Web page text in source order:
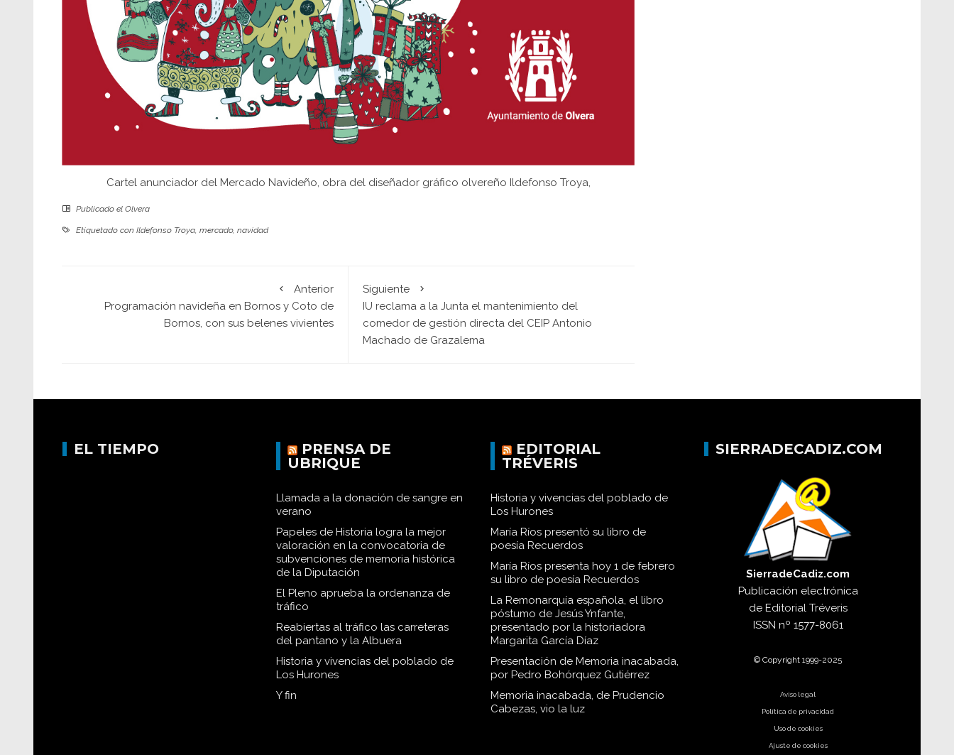
Cartel anunciador del Mercado Navideño, obra del diseñador gráfico olvereño Ildefonso Troya,
Publicado el Olvera
Etiquetado con Ildefonso Troya, mercado, navidad
Anterior
Programación navideña en Bornos y Coto de
Bornos, con sus belenes vivientes
Siguiente
IU reclama a la Junta el mantenimiento del
comedor de gestión directa del CEIP Antonio
Machado de Grazalema
EL TIEMPO
PRENSA DE
UBRIQUE
Llamada a la donación de sangre en
verano
Papeles de Historia logra la mejor
valoración en la convocatoria de
subvenciones de memoria histórica
de la Diputación
El Pleno aprueba la ordenanza de
tráfico
Reabiertas al tráfico las carreteras
del pantano y la Albuera
Historia y vivencias del poblado de
Los Hurones
Y fin
EDITORIAL
TRÉVERIS
Historia y vivencias del poblado de
Los Hurones
María Ríos presentó su libro de
poesía Recuerdos
María Ríos presenta hoy 1 de febrero
su libro de poesía Recuerdos
La Remonarquía española, el libro
póstumo de Jesús Ynfante,
presentado por la historiadora
Margarita García Díaz
Presentación de Memoria inacabada,
por Pedro Bohórquez Gutiérrez
Memoria inacabada, de Prudencio
Cabezas, vio la luz
SIERRADECADIZ.COM
SierradeCadiz.com
Publicación electrónica
de Editorial Tréveris
ISSN nº 1577-8061
© Copyright 1999-2025
Aviso legal
Política de privacidad
Uso de cookies
Ajuste de cookies